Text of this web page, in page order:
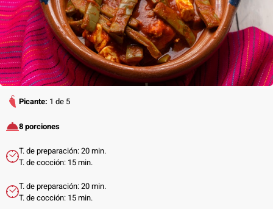
Picante: 1 de 5
8 porciones
T. de preparación: 20 min.
T. de cocción: 15 min.
T. de preparación: 20 min.
T. de cocción: 15 min.